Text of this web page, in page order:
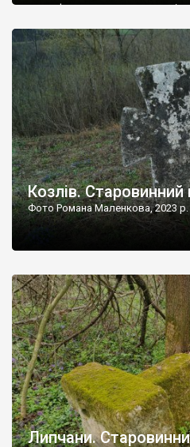
рельєфне пано, яке показує
не видно, але видно дві
Козлів.
Фото Романа Маленкова, 2023 р.
Липчани.